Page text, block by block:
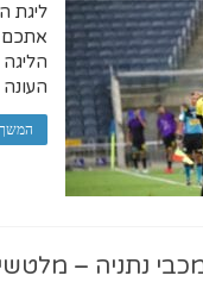
ליגת
נתניה –